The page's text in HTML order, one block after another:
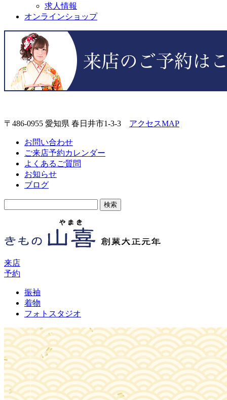
求人情報
オンラインショップ
〒486-0955 愛知県 春日井市1-3-3 アクセスMAP
お問い合わせ
ご来店予約カレンダー
よくあるご質問
お知らせ
ブログ
来店
予約
振袖
着物
フォトスタジオ